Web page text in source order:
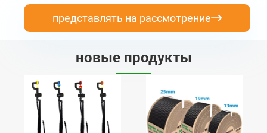
представлять на рассмотрение
новые продукты
Аксессуар для
стояка
Регулируемые
капельницы